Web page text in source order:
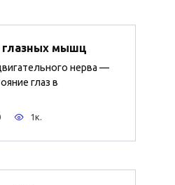
глазных мышц
нерва —
глаз в
1к.